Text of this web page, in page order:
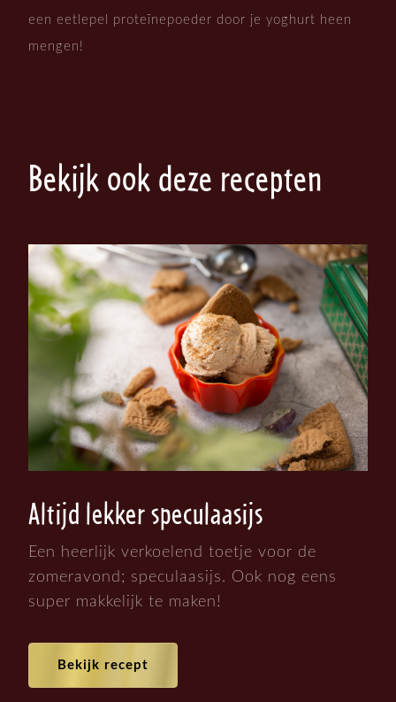
een eetlepel proteïnepoeder door je yoghurt heen
mengen!
Bekijk ook deze recepten
Altijd lekker speculaasijs
Een heerlijk verkoelend toetje voor de
zomeravond; speculaasijs. Ook nog eens
super makkelijk te maken!
Bekijk recept